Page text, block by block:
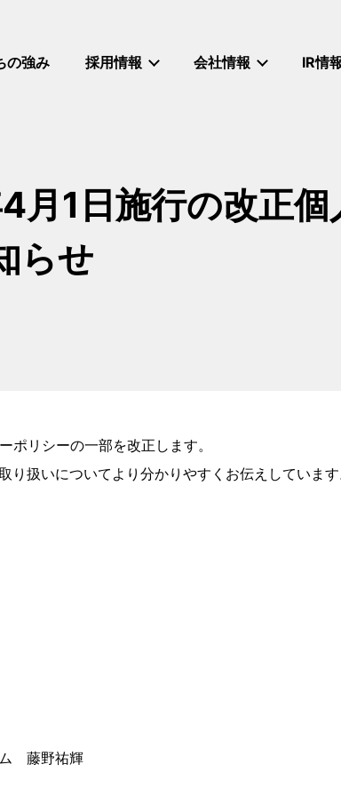
の強み 採用情報 会社情報 IR情
月1日施行の改正
らせ
ポリシーの一部を改正します。
り扱いについてより分かりやすくお伝えしていま
ム 藤野祐輝